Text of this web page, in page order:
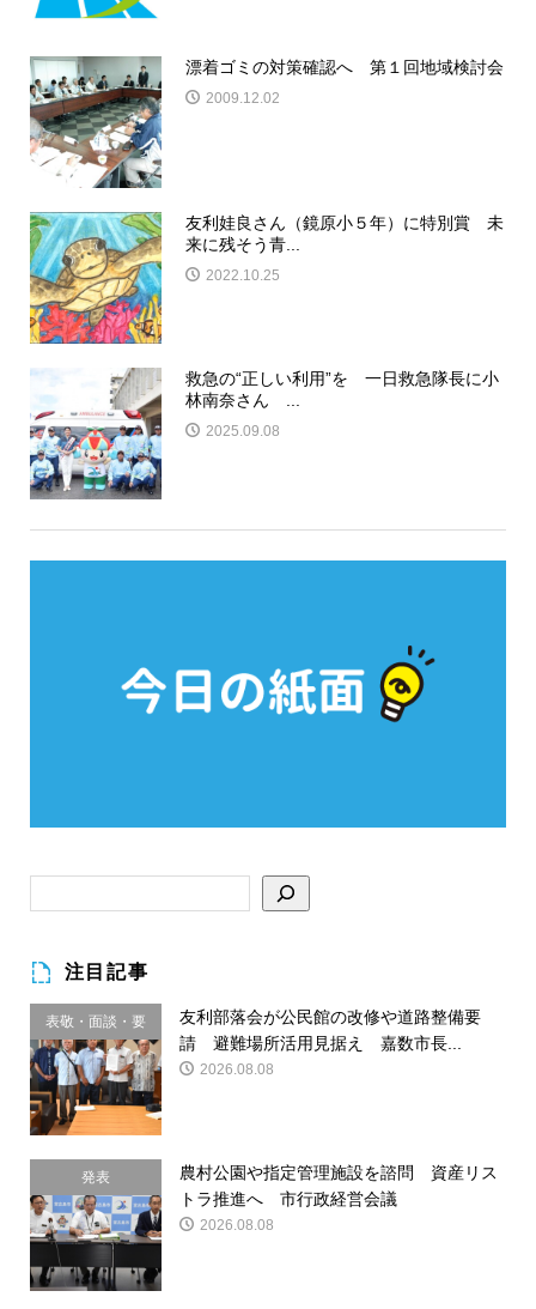
漂着ゴミの対策確認へ 第１回地域検討会
2009.12.02
友利娃良さん（鏡原小５年）に特別賞 未
来に残そう青...
2022.10.25
救急の“正しい利用”を 一日救急隊長に小
林南奈さん ...
2025.09.08
注目記事
表敬・面談・要
請
友利部落会が公民館の改修や道路整備要
請 避難場所活用見据え 嘉数市長...
2026.08.08
発表
農村公園や指定管理施設を諮問 資産リス
トラ推進へ 市行政経営会議
2026.08.08